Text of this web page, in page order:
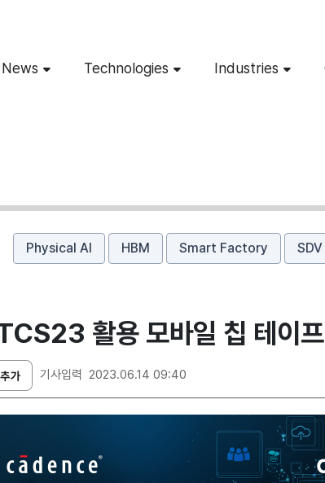
News Technologies Industries
Physical AI HBM Smart Factory SDV
활용 모바일 칩 테이
기사입력 2023.06.14 09:40